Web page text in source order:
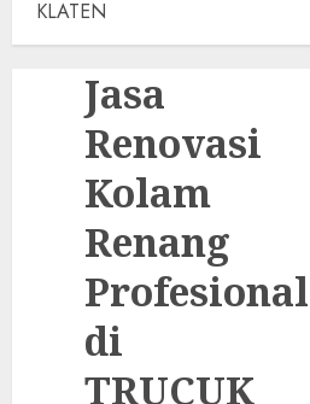
KLATEN
Jasa
Renovasi
Kolam
Renang
Profesional
di
TRUCUK